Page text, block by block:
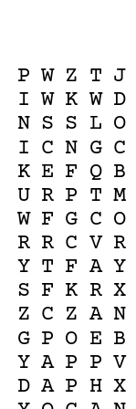
P W Z T J
I W K W D
N S S L O
I C N G C
K E F Q B
U R P T M
W F G C O
R R C V R
Y T F A Y
S F K R X
Z C Z A N
G P O E B
Y A P P V
D A P H X